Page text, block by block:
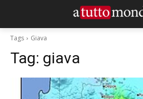
Tags Giava
Tag: giava